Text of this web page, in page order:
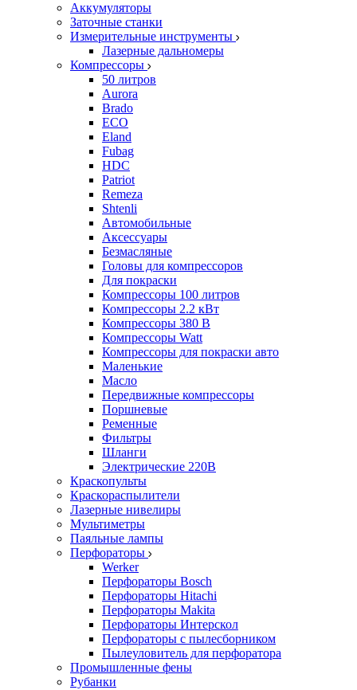
Аккумуляторы
Заточные станки
Измерительные инструменты
Лазерные дальномеры
Компрессоры
50 литров
Aurora
Brado
ECO
Eland
Fubag
HDC
Patriot
Remeza
Shtenli
Автомобильные
Аксессуары
Безмасляные
Головы для компрессоров
Для покраски
Компрессоры 100 литров
Компрессоры 2.2 кВт
Компрессоры 380 В
Компрессоры Watt
Компрессоры для покраски авто
Маленькие
Масло
Передвижные компрессоры
Поршневые
Ременные
Фильтры
Шланги
Электрические 220В
Краскопульты
Краскораспылители
Лазерные нивелиры
Мультиметры
Паяльные лампы
Перфораторы
Werker
Перфораторы Bosch
Перфораторы Hitachi
Перфораторы Makita
Перфораторы Интерскол
Перфораторы с пылесборником
Пылеуловитель для перфоратора
Промышленные фены
Рубанки